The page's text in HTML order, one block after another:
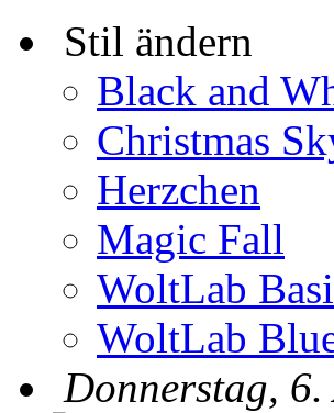
Stil ändern
Black and
Christmas
Herzchen
Magic Fall
WoltLab
WoltLab
Donnerstag,